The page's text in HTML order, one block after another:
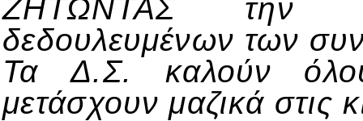
ΖΗΤΩΝΤΑΣ την
δεδουλευμένων των
Τα Δ.Σ. καλούν
μετάσχουν μαζικά στις